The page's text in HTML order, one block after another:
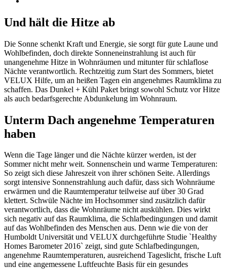
Und hält die Hitze ab
Die Sonne schenkt Kraft und Energie, sie sorgt für gute Laune und
Wohlbefinden, doch direkte Sonneneinstrahlung ist auch für
unangenehme Hitze in Wohnräumen und mitunter für schlaflose
Nächte verantwortlich. Rechtzeitig zum Start des Sommers, bietet
VELUX Hilfe, um an heißen Tagen ein angenehmes Raumklima zu
schaffen. Das Dunkel + Kühl Paket bringt sowohl Schutz vor Hitze
als auch bedarfsgerechte Abdunkelung im Wohnraum.
Unterm Dach angenehme Temperaturen
haben
Wenn die Tage länger und die Nächte kürzer werden, ist der
Sommer nicht mehr weit. Sonnenschein und warme Temperaturen:
So zeigt sich diese Jahreszeit von ihrer schönen Seite. Allerdings
sorgt intensive Sonnenstrahlung auch dafür, dass sich Wohnräume
erwärmen und die Raumtemperatur teilweise auf über 30 Grad
klettert. Schwüle Nächte im Hochsommer sind zusätzlich dafür
verantwortlich, dass die Wohnräume nicht auskühlen. Dies wirkt
sich negativ auf das Raumklima, die Schlafbedingungen und damit
auf das Wohlbefinden des Menschen aus. Denn wie die von der
Humboldt Universität und VELUX durchgeführte Studie `Healthy
Homes Barometer 2016` zeigt, sind gute Schlafbedingungen,
angenehme Raumtemperaturen, ausreichend Tageslicht, frische Luft
und eine angemessene Luftfeuchte Basis für ein gesundes